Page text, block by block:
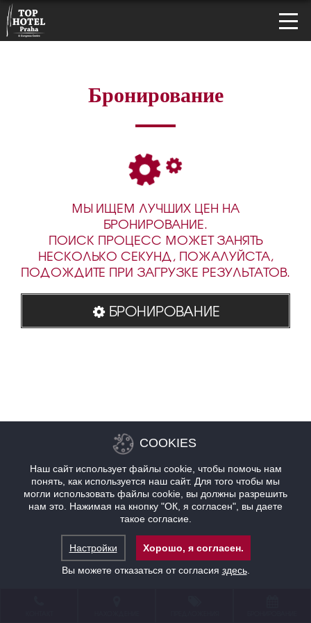
Бронирование
МЫ ИЩЕМ ЛУЧШИХ ЦЕН НА
БРОНИРОВАНИЕ.
ПОИСК ПРОЦЕСС МОЖЕТ ЗАНЯТЬ
НЕСКОЛЬКО СЕКУНД, ПОЖАЛУЙСТА,
ПОДОЖДИТЕ ПРИ ЗАГРУЗКЕ РЕЗУЛЬТАТОВ.
БРОНИРОВАНИЕ
COOKIES
Наш сайт использует файлы cookie, чтобы помочь нам
понять, как используется наш сайт. Для того чтобы мы
могли использовать файлы cookie, вы должны разрешить
нам это. Нажимая на кнопку "ОК, я согласен", вы даете
такое согласие.
Настройки
Хорошо, я согласен.
Вы можете отказаться от согласия здесь.